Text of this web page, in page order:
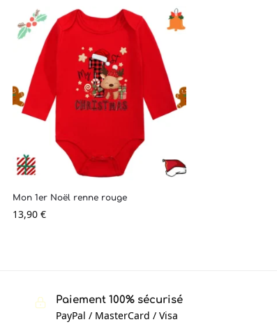
Mon 1er Noël renne rouge
13,90€
Paiement 100% sécurisé
PayPal / MasterCard / Visa